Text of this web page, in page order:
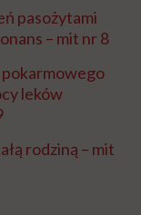
pasożytami
– mit nr 8
leków
rodziną – mit